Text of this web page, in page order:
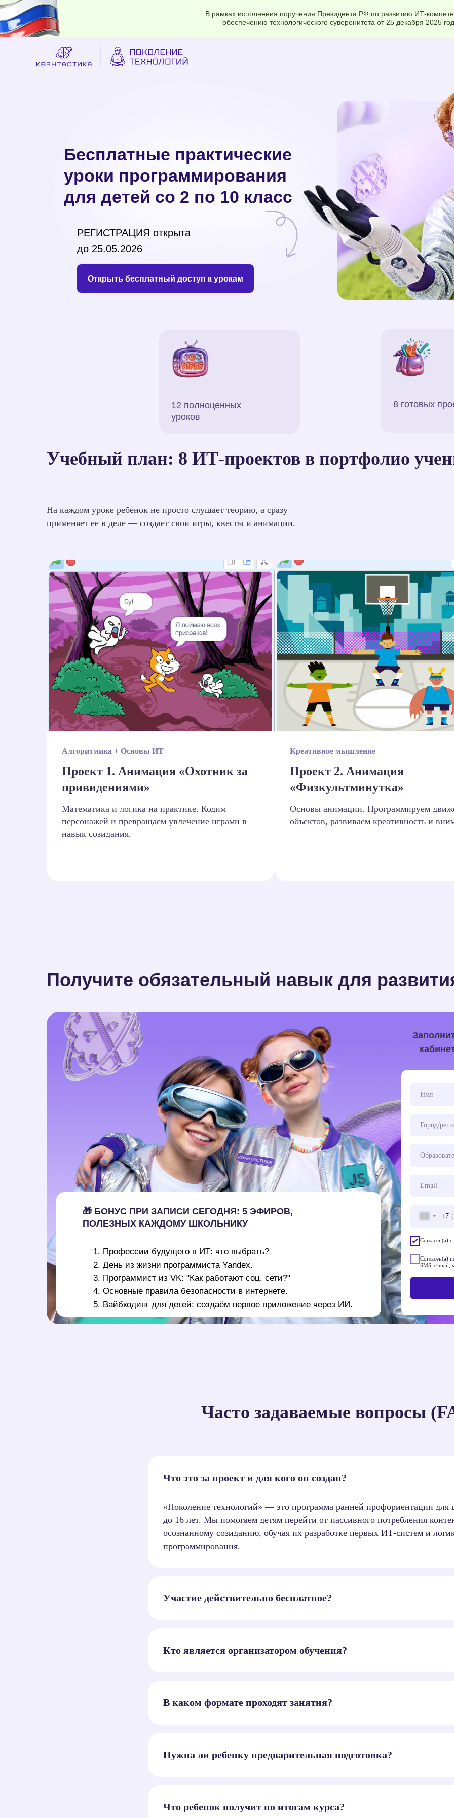
В рамках исполнения поручения Президента РФ по развитию ИТ-
обеспечению технологического суверенитета от 25 декабря 2025
Открыть бесплатный доступ к урокам
Бесплатные практические
уроки программирования
для детей со 2 по 10 класс
РЕГИСТРАЦИЯ открыта
до 25.05.2026
8 готовых
12 полноценных
уроков
Учебный план: 8 ИТ-проектов в портфолио
На каждом уроке ребенок не просто слушает теорию, а сразу
применяет ее в деле — создает свои игры, квесты и анимации.
Алгоритмика + Основы ИТ
Проект 1. Анимация «Охотник за
привидениями»
Математика и логика на практике. Кодим
персонажей и превращаем увлечение играми в
навык созидания.
Креативное мышление
Проект 2. Анимация
«Физкультминутка»
Основы анимации. Программируем
объектов, развиваем креативность и
Заполните форму для создания личного
🎁 БОНУС ПРИ ЗАПИСИ СЕГОДНЯ: 5 ЭФИРОВ,
ПОЛЕЗНЫХ КАЖДОМУ ШКОЛЬНИКУ
+7
Согласен(а) с
Согласен(а)
SMS, e-mail,
Получите обязательный навык для
Профессии будущего в ИТ: что выбрать?
День из жизни программиста Yandex.
Программист из VK: "Как работают соц. сети?"
Основные правила безопасности в интернете.
Вайбкодинг для детей: создаём первое приложение через ИИ.
Часто задаваемые вопросы
Что это за проект и для кого он создан?
«Поколение технологий» — это программа ранней профориентации для
до 16 лет. Мы помогаем детям перейти от пассивного потребления
осознанному созиданию, обучая их разработке первых ИТ-систем и
программирования.
Участие действительно бесплатное?
Кто является организатором обучения?
В каком формате проходят занятия?
Нужна ли ребенку предварительная подготовка?
Что ребенок получит по итогам курса?